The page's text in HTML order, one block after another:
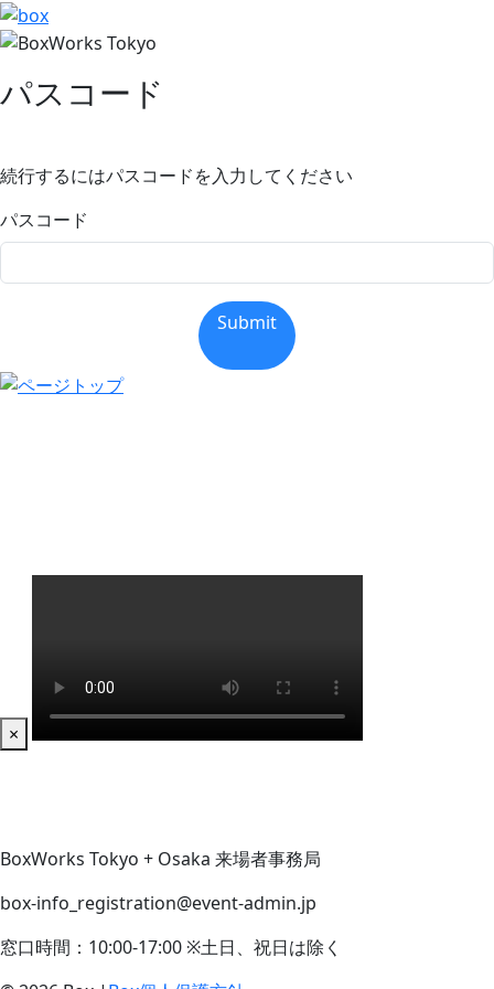
パスコード
続行するにはパスコードを入力してください
パスコード
Submit
BoxWorks Tokyo + Osaka 来場者事務局
box-info_registration@event-admin.jp
窓口時間：10:00-17:00 ※土日、祝日は除く
×